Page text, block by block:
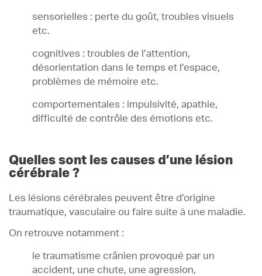
sensorielles : perte du goût, troubles visuels
etc.
cognitives : troubles de l’attention,
désorientation dans le temps et l’espace,
problèmes de mémoire etc.
comportementales : impulsivité, apathie,
difficulté de contrôle des émotions etc.
Quelles sont les causes d’une lésion
cérébrale ?
Les lésions cérébrales peuvent être d’origine
traumatique, vasculaire ou faire suite à une maladie.
On retrouve notamment :
le traumatisme crânien provoqué par un
accident, une chute, une agression,